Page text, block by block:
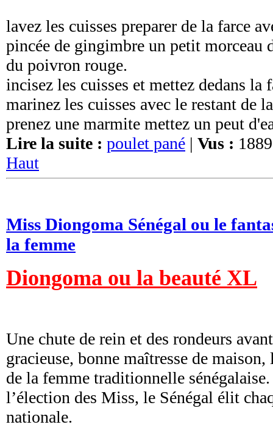
lavez les cuisses preparer de la farce
pincée de gingimbre un petit morceau
du poivron rouge.
incisez les cuisses et mettez dedans la
marinez les cuisses avec le restant de
prenez une marmite mettez un peut
Lire la suite : poulet pané | Vus :
Haut
Miss Diongoma Sénégal ou le
la femme
Diongoma ou la beauté XL
Une chute de rein et des rondeurs
gracieuse, bonne maîtresse de
de la femme traditionnelle
l’élection des Miss, le Sénégal élit
nationale.